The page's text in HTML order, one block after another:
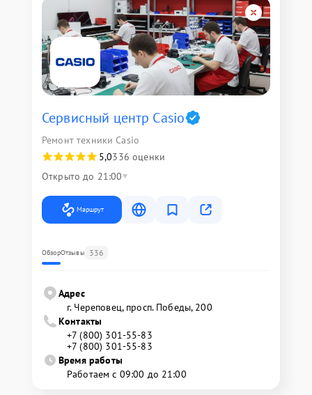
Сервисный центр Casio
Ремонт техники Casio
5,0336 оценки
Открыто до 21:00
Маршрут
ОбзорОтзывы 336
Адрес
г. Череповец, просп. Победы, 200
Контакты
+7 (800) 301-55-83
+7 (800) 301-55-83
Время работы
Работаем с 09:00 до 21:00